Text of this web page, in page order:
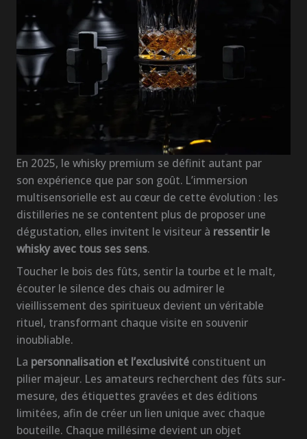
En 2025, le whisky premium se définit autant par
son expérience que par son goût. L’immersion
multisensorielle est au cœur de cette évolution : les
distilleries ne se contentent plus de proposer une
dégustation, elles invitent le visiteur à ressentir le
whisky avec tous ses sens.
Toucher le bois des fûts, sentir la tourbe et le malt,
écouter le silence des chais ou admirer le
vieillissement des spiritueux devient un véritable
rituel, transformant chaque visite en souvenir
inoubliable.
La personnalisation et l’exclusivitéconstituent un
pilier majeur. Les amateurs recherchent des fûts sur-
mesure, des étiquettes gravées et des éditions
limitées, afin de créer un lien unique avec chaque
bouteille. Chaque millésime devient un objet